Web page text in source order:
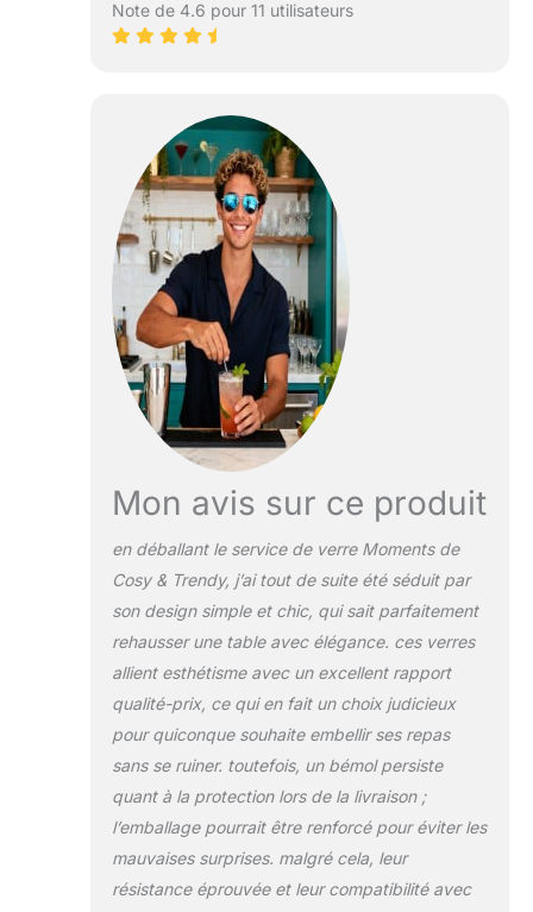
Note de 4.6 pour 11 utilisateurs
Mon avis sur ce produit
en déballant le service de verre Moments de
Cosy & Trendy, j’ai tout de suite été séduit par
son design simple et chic, qui sait parfaitement
rehausser une table avec élégance. ces verres
allient esthétisme avec un excellent rapport
qualité-prix, ce qui en fait un choix judicieux
pour quiconque souhaite embellir ses repas
sans se ruiner. toutefois, un bémol persiste
quant à la protection lors de la livraison ;
l’emballage pourrait être renforcé pour éviter les
mauvaises surprises. malgré cela, leur
résistance éprouvée et leur compatibilité avec